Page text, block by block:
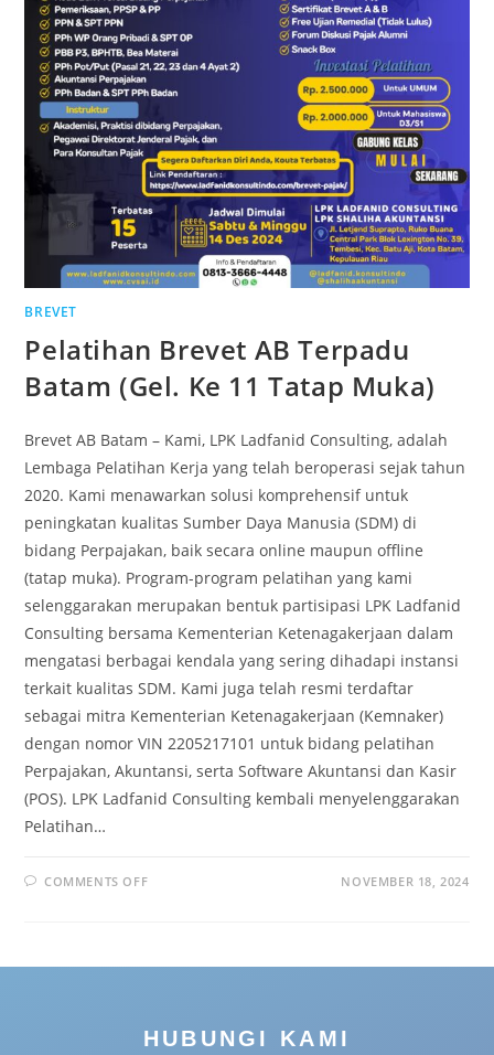
BREVET
Pelatihan Brevet AB Terpadu
Batam (Gel. Ke 11 Tatap Muka)
Brevet AB Batam – Kami, LPK Ladfanid Consulting, adalah
Lembaga Pelatihan Kerja yang telah beroperasi sejak tahun
2020. Kami menawarkan solusi komprehensif untuk
peningkatan kualitas Sumber Daya Manusia (SDM) di
bidang Perpajakan, baik secara online maupun offline
(tatap muka). Program-program pelatihan yang kami
selenggarakan merupakan bentuk partisipasi LPK Ladfanid
Consulting bersama Kementerian Ketenagakerjaan dalam
mengatasi berbagai kendala yang sering dihadapi instansi
terkait kualitas SDM. Kami juga telah resmi terdaftar
sebagai mitra Kementerian Ketenagakerjaan (Kemnaker)
dengan nomor VIN 2205217101 untuk bidang pelatihan
Perpajakan, Akuntansi, serta Software Akuntansi dan Kasir
(POS). LPK Ladfanid Consulting kembali menyelenggarakan
Pelatihan…
COMMENTS OFF NOVEMBER 18, 2024
HUBUNGI KAMI